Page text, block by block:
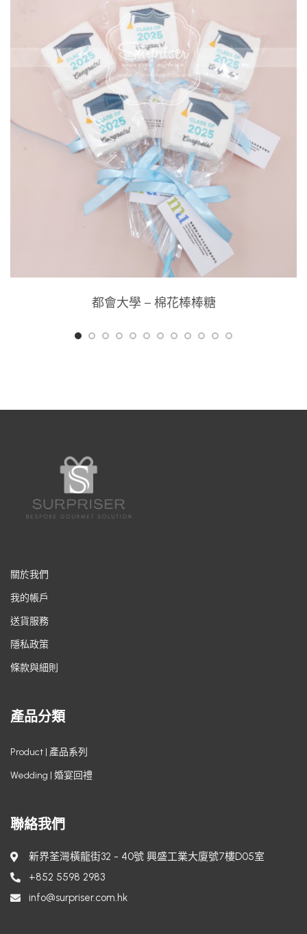
都會大學 – 棉花棒棒糖
關於我們
我的帳戶
送貨服務
隱私政策
條款與細則
產品分類
Product | 產品系列
Wedding | 婚宴回禮
聯絡我們
新界荃灣橫龍街32 - 40號 興盛工業大廈號7樓D05室
+852 5598 2983
info@surpriser.com.hk